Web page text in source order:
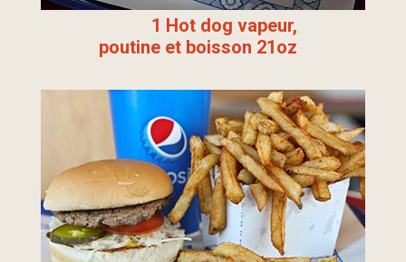
1 Hot dog vapeur,
poutine et boisson 21oz